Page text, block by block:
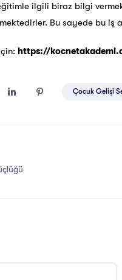
ilgili biraz bilgi
Bu sayede bu iş
https://
Çocuk Gelişi